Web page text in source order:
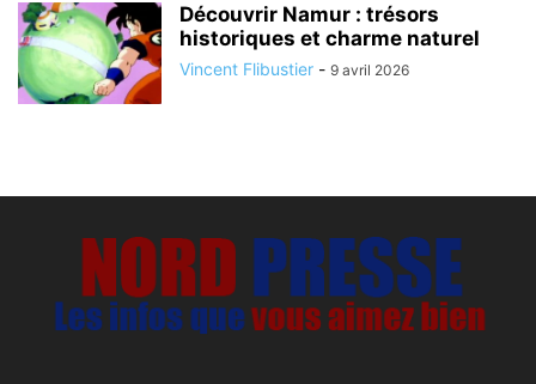
Découvrir Namur : trésors
historiques et charme naturel
Vincent Flibustier - 9 avril 2026